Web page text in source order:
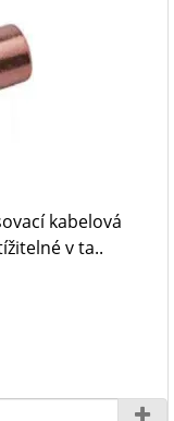
kabelová
v ta..